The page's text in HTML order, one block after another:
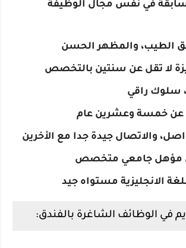
سابقة في نفس مجال الوظيفة
الطيب، والمظهر الحسن
لا تقل عن سنتين بالتخصص
سلوك راقي
عن خمسة وعشرين عام
والاتصال جيدة جدا مع الأخرين
مؤهل جامعي متخصص
الانجليزية مستواه جيد
في الوظائف الشاغرة بالفندق: